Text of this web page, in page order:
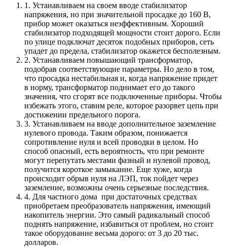
1. Устанавливаем на своем вводе стабилизатор
напряжения, но при значительной просадке до 160 В,
прибор может оказаться неэффективным. Хороший
стабилизатор подходящей мощности стоит дорого. Если
по улице подключат десяток подобных приборов, сеть
упадет до предела, стабилизатор окажется бесполезным.
2. Устанавливаем повышающий трансформатор,
подобрав соответствующие параметры. Но дело в том,
что просадка нестабильная и, когда напряжение придет
в норму, трансформатор поднимает его до такого
значения, что сгорят все подключенные приборы. Чтобы
избежать этого, ставим реле, которое разорвет цепь при
достижении предельного порога.
3. Устанавливаем на вводе дополнительное заземление
нулевого провода. Таким образом, понижается
сопротивление нуля и всей проводки в целом. Но
способ опасный, есть вероятность, что при ремонте
могут перепутать местами фазный и нулевой провод,
получится короткое замыкание. Еще хуже, когда
происходит обрыв нуля на ЛЭП, ток пойдет через
заземление, возможны очень серьезные последствия.
4. Для частного дома при достаточных средствах
приобретаем преобразователь напряжения, имеющий
накопитель энергии. Это самый радикальный способ
поднять напряжение, избавиться от проблем, но стоит
такое оборудование весьма дорого: от 3 до 20 тыс.
долларов.